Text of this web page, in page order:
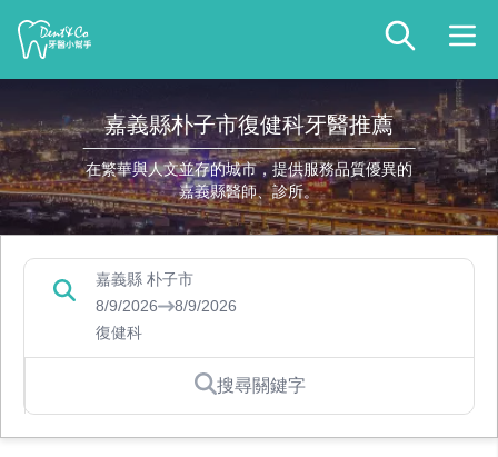
嘉義縣朴子市復健科牙醫推薦
在繁華與人文並存的城市，提供服務品質優異的
嘉義縣醫師、診所。
嘉義縣 朴子市
8/9/2026
8/9/2026
復健科
搜尋關鍵字